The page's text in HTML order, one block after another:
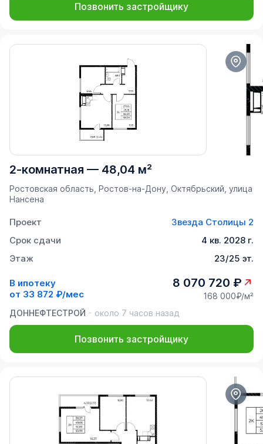
Позвонить застройщику
2-комнатная — 48,04 м²
Ростовская область, Ростов-на-Дону, Октябрьский, улица
Нансена
Проект
Звезда Столицы 2
Срок сдачи
4 кв. 2028 г.
Этаж
23/25 эт.
В ипотеку
от 33 872 ₽/мес
8 070 720 ₽
168 000₽/м²
ДОННЕФТЕСТРОЙ
около 7 часов назад
Позвонить застройщику